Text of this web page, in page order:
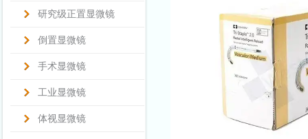
研究级正置显微镜
倒置显微镜
手术显微镜
工业显微镜
体视显微镜